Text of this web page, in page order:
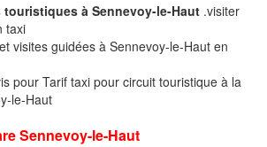
à Sennevoy-le-Haut .visiter
taxi
visites guidées à Sennevoy-le-Haut en
pour Tarif taxi pour circuit touristique à la
le-Haut
Sennevoy-le-Haut